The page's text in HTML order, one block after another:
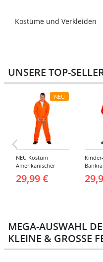
Kostüme und Verkleiden
UNSERE TOP-
NEU
NEU Kostüm
Amerikanischer
Overall, Orange -
29,99 €
MEGA-AUSWAHL
KLEINE & GROSSE